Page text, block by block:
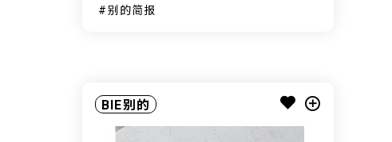
别的简报
BIE别的